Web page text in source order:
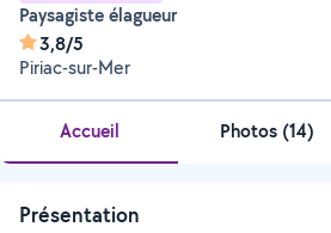
Paysagiste élagueur
3,8/5
Piriac-sur-Mer
Accueil Photos (14)
Présentation